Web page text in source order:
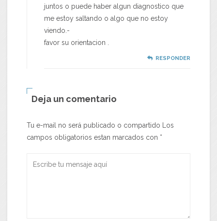
juntos o puede haber algun diagnostico que
me estoy saltando o algo que no estoy
viendo.-
favor su orientacion .
RESPONDER
Deja un comentario
Tu e-mail no será publicado o compartido Los
campos obligatorios estan marcados con *